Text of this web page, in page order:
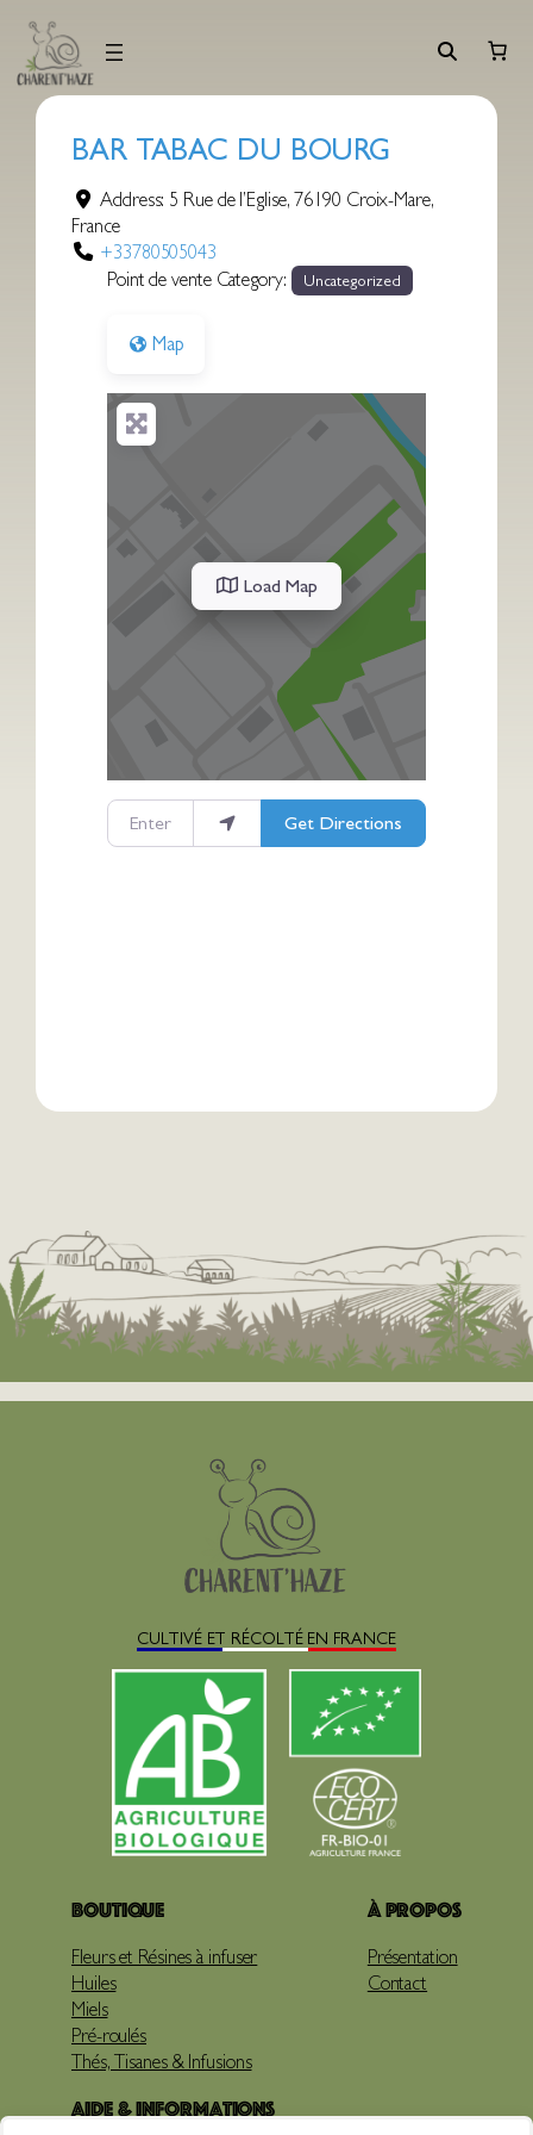
contenu
BAR TABAC DU BOURG
Address: 5 Rue de l’Eglise,76190 Croix-Mare,
France
+33780505043
Point de vente Category:
Uncategorized
Map
Load Map
Enter your location
Get Directions
CULTIVÉ ET RÉCOLTÉ EN FRANCE
Boutique
Fleurs et Résines à infuser
Huiles
Miels
Pré-roulés
Thés, Tisanes & Infusions
À propos
Présentation
Contact
Aide & Informations